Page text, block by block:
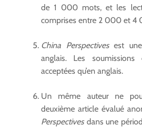
de 1 000 mots, et les
comprises entre 2 000 et 4
China Perspectives est
anglais. Les soumissions
acceptées qu’en anglais.
Un même auteur ne
deuxième article évalué
Perspectivesdans une